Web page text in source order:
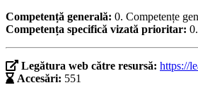
Competență generală: 0. Competențe
Competența specifică vizată prioritar:
Legătura web către resursă: https://
Accesări: 551